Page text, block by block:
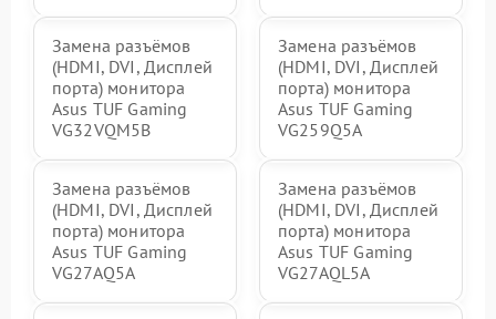
Замена разъёмов
(HDMI, DVI, Дисплей
порта) монитора
Asus TUF Gaming
VG32VQM5B
Замена разъёмов
(HDMI, DVI, Дисплей
порта) монитора
Asus TUF Gaming
VG259Q5A
Замена разъёмов
(HDMI, DVI, Дисплей
порта) монитора
Asus TUF Gaming
VG27AQ5A
Замена разъёмов
(HDMI, DVI, Дисплей
порта) монитора
Asus TUF Gaming
VG27AQL5A